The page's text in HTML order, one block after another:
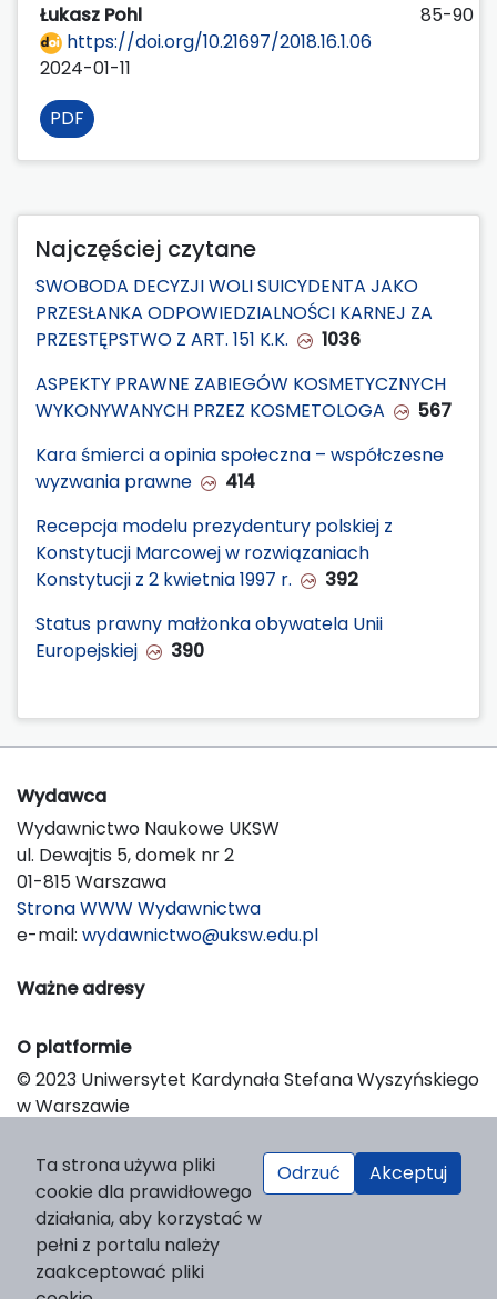
Łukasz Pohl
85-90
https://doi.org/10.21697/2018.16.1.06
2024-01-11
PDF
Najczęściej czytane
SWOBODA DECYZJI WOLI SUICYDENTA JAKO
PRZESŁANKA ODPOWIEDZIALNOŚCI KARNEJ ZA
PRZESTĘPSTWO Z ART. 151 K.K.
1036
ASPEKTY PRAWNE ZABIEGÓW KOSMETYCZNYCH
WYKONYWANYCH PRZEZ KOSMETOLOGA
567
Kara śmierci a opinia społeczna – współczesne
wyzwania prawne
414
Recepcja modelu prezydentury polskiej z
Konstytucji Marcowej w rozwiązaniach
Konstytucji z 2 kwietnia 1997 r.
392
Status prawny małżonka obywatela Unii
Europejskiej
390
Wydawca
Wydawnictwo Naukowe UKSW
ul. Dewajtis 5, domek nr 2
01-815 Warszawa
Strona WWW Wydawnictwa
e-mail: wydawnictwo@uksw.edu.pl
Ważne adresy
O platformie
© 2023 Uniwersytet Kardynała Stefana Wyszyńskiego
w Warszawie
Platform & Workflow by OJS/PKP
Ta strona używa pliki
cookie dla prawidłowego
działania, aby korzystać w
pełni z portalu należy
zaakceptować pliki
Odrzuć Akceptuj